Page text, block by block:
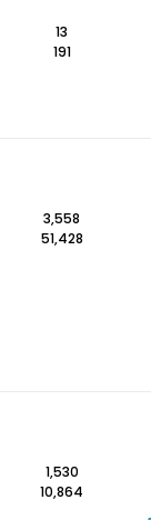
13
191
3,558
51,428
1,530
10,864